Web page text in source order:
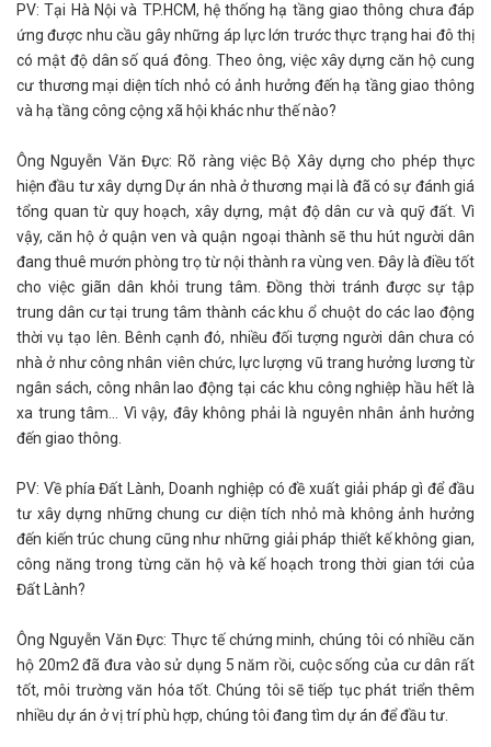
PV: Tại Hà Nội và TP.HCM, hệ thống hạ tầng giao thông chưa đáp
ứng được nhu cầu gây những áp lực lớn trước thực trạng hai đô thị
có mật độ dân số quá đông. Theo ông, việc xây dựng căn hộ cung
cư thương mại diện tích nhỏ có ảnh hưởng đến hạ tầng giao thông
và hạ tầng công cộng xã hội khác như thế nào?
Ông Nguyễn Văn Đực: Rõ ràng việc Bộ Xây dựng cho phép thực
hiện đầu tư xây dựng Dự án nhà ở thương mại là đã có sự đánh giá
tổng quan từ quy hoạch, xây dựng, mật độ dân cư và quỹ đất. Vì
vậy, căn hộ ở quận ven và quận ngoại thành sẽ thu hút người dân
đang thuê mướn phòng trọ từ nội thành ra vùng ven. Đây là điều tốt
cho việc giãn dân khỏi trung tâm. Đồng thời tránh được sự tập
trung dân cư tại trung tâm thành các khu ổ chuột do các lao động
thời vụ tạo lên. Bênh cạnh đó, nhiều đối tượng người dân chưa có
nhà ở như công nhân viên chức, lực lượng vũ trang hưởng lương từ
ngân sách, công nhân lao động tại các khu công nghiệp hầu hết là
xa trung tâm... Vì vậy, đây không phải là nguyên nhân ảnh hưởng
đến giao thông.
PV: Về phía Đất Lành, Doanh nghiệp có đề xuất giải pháp gì để đầu
tư xây dựng những chung cư diện tích nhỏ mà không ảnh hưởng
đến kiến trúc chung cũng như những giải pháp thiết kế không gian,
công năng trong từng căn hộ và kế hoạch trong thời gian tới của
Đất Lành?
Ông Nguyễn Văn Đực: Thực tế chứng minh, chúng tôi có nhiều căn
hộ 20m2 đã đưa vào sử dụng 5 năm rồi, cuộc sống của cư dân rất
tốt, môi trường văn hóa tốt. Chúng tôi sẽ tiếp tục phát triển thêm
nhiều dự án ở vị trí phù hợp, chúng tôi đang tìm dự án để đầu tư.